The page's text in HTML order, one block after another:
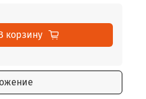
корзину